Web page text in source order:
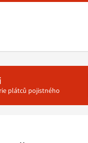
plátců pojistného